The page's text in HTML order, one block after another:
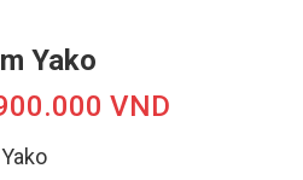
Yako
VND